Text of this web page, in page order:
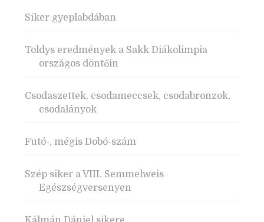
Siker gyeplabdában
Toldys eredmények a Sakk Diákolimpia
országos döntőin
Csodaszettek, csodameccsek, csodabronzok,
csodalányok
Futó-, mégis Dobó-szám
Szép siker a VIII. Semmelweis
Egészségversenyen